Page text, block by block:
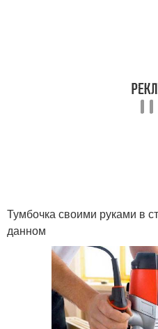
Тумбочка своими руками в
данном